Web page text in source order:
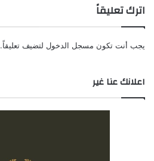
اترك تعليقاً
يجب أنت تكون مسجل الدخول لتضيف تعليقاً.
اعلانك عنا غير